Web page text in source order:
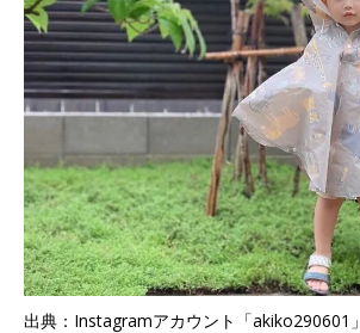
出典：Instagramアカウント「akiko290601」